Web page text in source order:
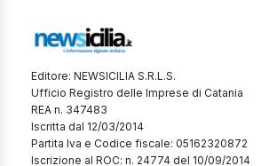
Editore: NEWSICILIA S.R.L.S.
Ufficio Registro delle Imprese di Catania
REA n. 347483
Iscritta dal 12/03/2014
Partita Iva e Codice fiscale: 05162320872
Iscrizione al ROC: n. 24774 del 10/09/2014